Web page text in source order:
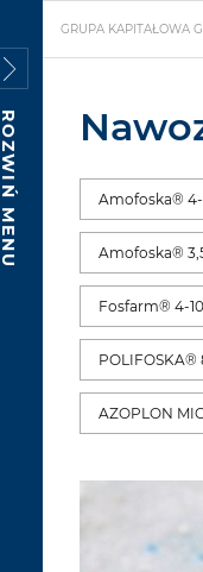
ROZWIŃ MENU
GRUPA KAPITAŁOWA
Amofoska® 4-
Amofoska®
Fosfarm® 4-
POLIFOSKA®
AZOPLON